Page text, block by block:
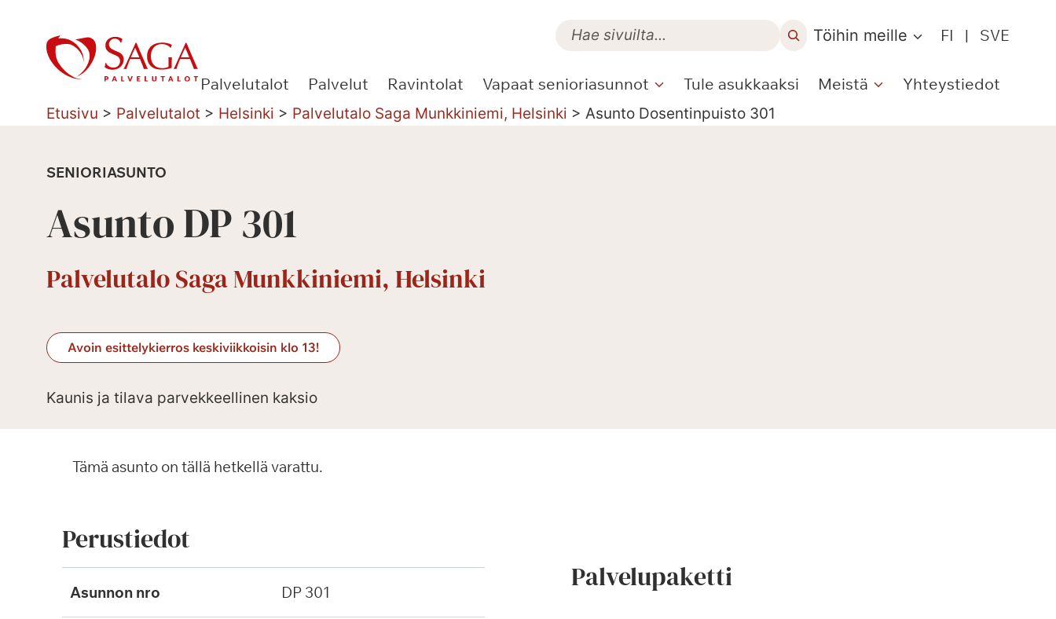
sisältöön
Töihin meille FI | SVE
Palvelutalot Palvelut Ravintolat Vapaat senioriasunnot Tule asukkaaksi Meistä Yhteystiedot
Etusivu > Palvelutalot > Helsinki > Palvelutalo Saga Munkkiniemi, Helsinki > Asunto Dosentinpuisto 301
SENIORIASUNTO
Asunto DP 301
Palvelutalo Saga Munkkiniemi, Helsinki
Avoin esittelykierros keskiviikkoisin klo 13!
Kaunis ja tilava parvekkeellinen kaksio
Tämä asunto on tällä hetkellä varattu.
Perustiedot
Asunnon nro DP 301 Palvelupaketti